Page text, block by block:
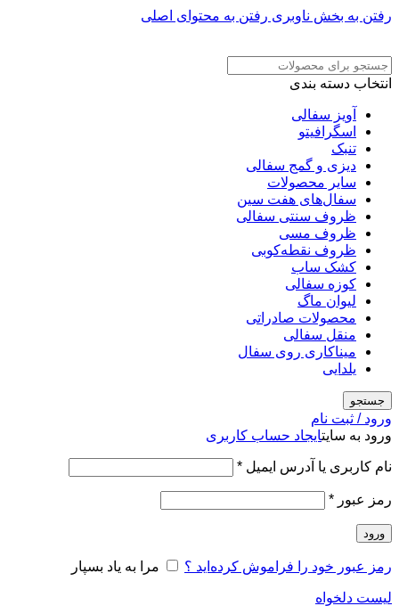
رفتن به بخش ناوبری رفتن به محتوای اصلی
انتخاب دسته بندی
آویز سفالی
اسگرافیتو
تنبک
دیزی و گمج سفالی
سایر محصولات
سفال‌های هفت‌ سین
ظروف سنتی سفالی
ظروف مسی
ظروف نقطه‌کوبی
کشک ساب
کوزه سفالی
لیوان ماگ
محصولات صادراتی
منقل سفالی
میناکاری روی سفال
یلدایی
جستجو
ورود / ثبت نام
ورود به سایتایجاد حساب کاربری
نام کاربری یا آدرس ایمیل *الزامی
رمز عبور *الزامی
ورود
رمز عبور خود را فراموش کرده‌اید ؟ مرا به یاد بسپار
لیست دلخواه